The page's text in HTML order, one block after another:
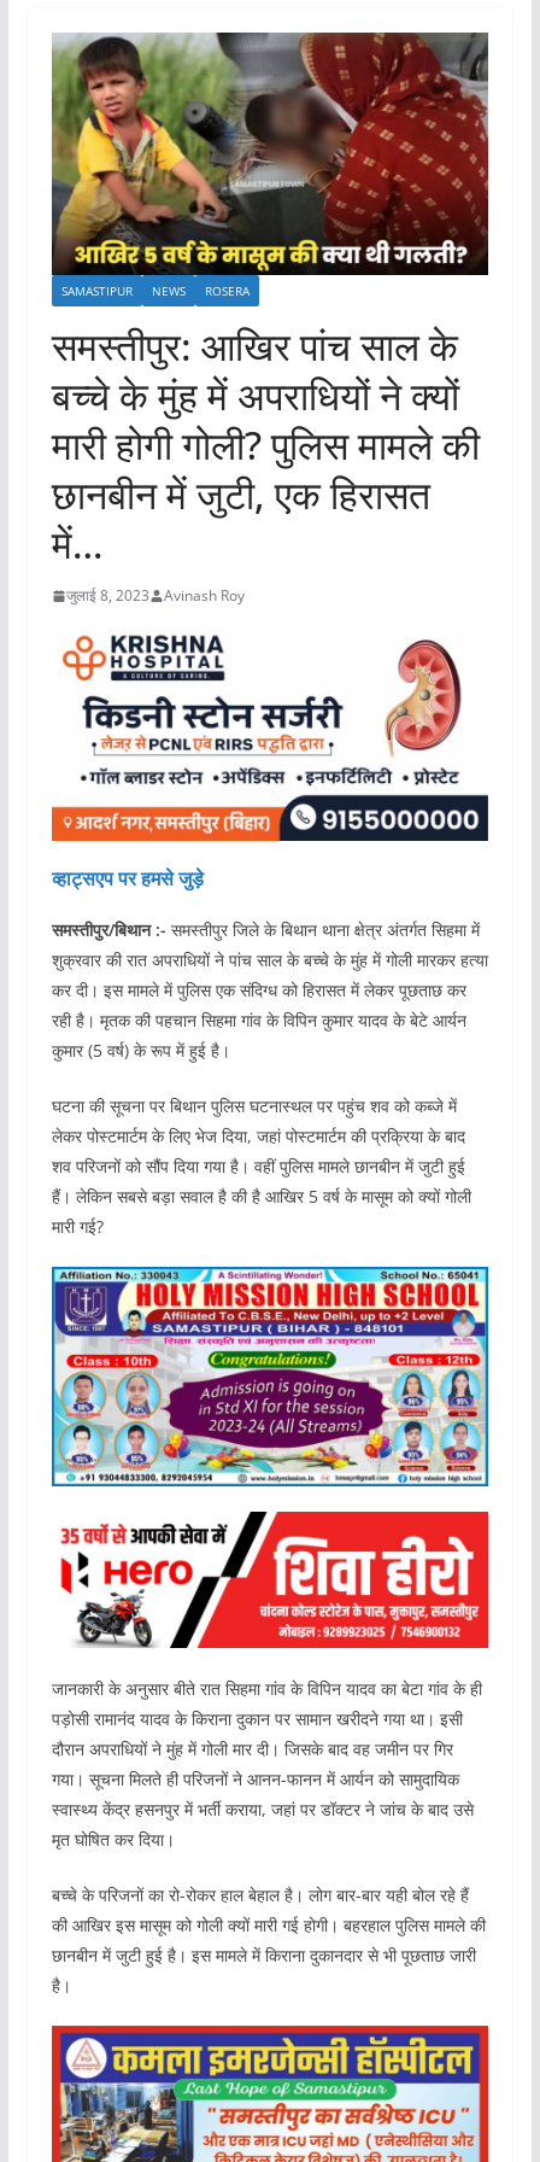
SAMASTIPUR NEWS ROSERA
समस्तीपुर: आखिर पांच साल के
बच्चे के मुंह में अपराधियों ने क्यों
मारी होगी गोली? पुलिस मामले की
छानबीन में जुटी, एक हिरासत
में…
जुलाई 8, 2023 Avinash Roy
व्हाट्सएप पर हमसे जुड़े
समस्तीपुर/बिथान :- समस्तीपुर जिले के बिथान थाना क्षेत्र अंतर्गत सिहमा में
शुक्रवार की रात अपराधियों ने पांच साल के बच्चे के मुंह में गोली मारकर हत्या
कर दी। इस मामले में पुलिस एक संदिग्ध को हिरासत में लेकर पूछताछ कर
रही है। मृतक की पहचान सिहमा गांव के विपिन कुमार यादव के बेटे आर्यन
कुमार (5 वर्ष) के रूप में हुई है।
घटना की सूचना पर बिथान पुलिस घटनास्थल पर पहुंच शव को कब्जे में
लेकर पोस्टमार्टम के लिए भेज दिया, जहां पोस्टमार्टम की प्रक्रिया के बाद
शव परिजनों को सौंप दिया गया है। वहीं पुलिस मामले छानबीन में जुटी हुई
हैं। लेकिन सबसे बड़ा सवाल है की है आखिर 5 वर्ष के मासूम को क्यों गोली
मारी गई?
जानकारी के अनुसार बीते रात सिहमा गांव के विपिन यादव का बेटा गांव के ही
पड़ोसी रामानंद यादव के किराना दुकान पर सामान खरीदने गया था। इसी
दौरान अपराधियों ने मुंह में गोली मार दी। जिसके बाद वह जमीन पर गिर
गया। सूचना मिलते ही परिजनों ने आनन-फानन में आर्यन को सामुदायिक
स्वास्थ्य केंद्र हसनपुर में भर्ती कराया, जहां पर डॉक्टर ने जांच के बाद उसे
मृत घोषित कर दिया।
बच्चे के परिजनों का रो-रोकर हाल बेहाल है। लोग बार-बार यही बोल रहे हैं
की आखिर इस मासूम को गोली क्यों मारी गई होगी। बहरहाल पुलिस मामले की
छानबीन में जुटी हुई है। इस मामले में किराना दुकानदार से भी पूछताछ जारी
है।